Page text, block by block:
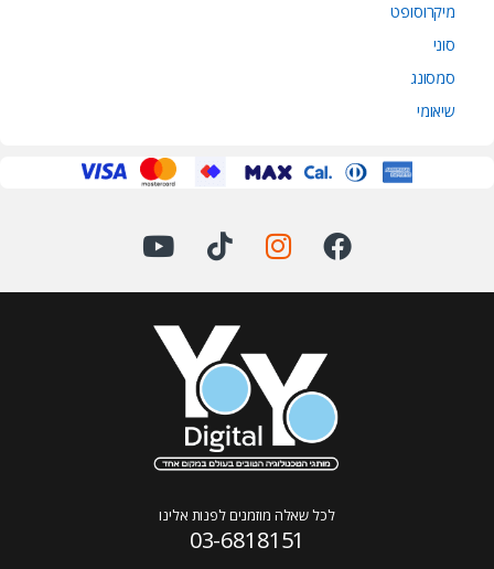
מיקרוסופט
סוני
סמסונג
שיאומי
לכל שאלה מוזמנים לפנות אלינו
03-6818151